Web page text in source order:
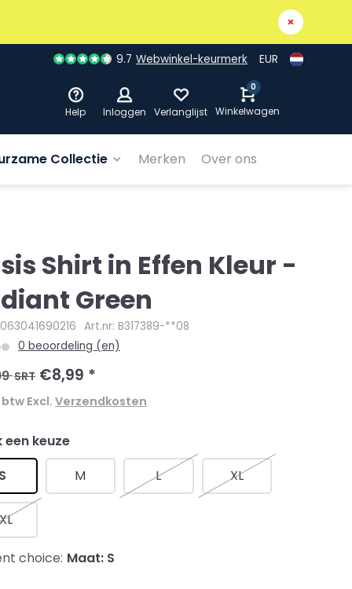
9.7 Webwinkel-keurmerk EUR
Help Inloggen Verlanglijst
0
Winkelwagen
Collectie Merken Over ons
Shirt in Effen Kleur -
Green
Art.nr: B317389-**08
0 beoordeling (en)
SRT €8,99 *
Excl. Verzendkosten
een keuze
M L XL
choice: Maat: S